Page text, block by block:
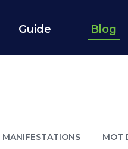
Guide Blog
MANIFESTATIONS MOT